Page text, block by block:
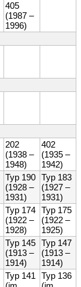
405
(1987 –
1996)
202
(1938 –
1948)
402
(1935 –
1942)
Typ 190
(1928 –
1931)
Typ 183
(1927 –
1931)
Typ 174
(1922 –
1928)
Typ 175
(1922 –
1925)
Typ 145
(1913 –
1914)
Typ 147
(1913 –
1914)
Typ 141
Typ 136